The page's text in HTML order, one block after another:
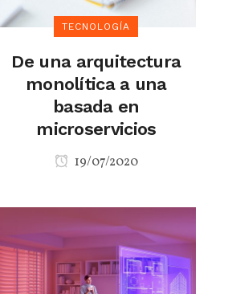
TECNOLOGÍA
De una arquitectura
monolítica a una
basada en
microservicios
19/07/2020